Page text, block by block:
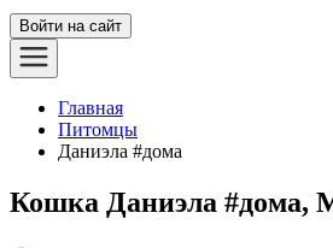
Войти на сайт
Главная
Питомцы
Даниэла #дома
Кошка Даниэла #дома,